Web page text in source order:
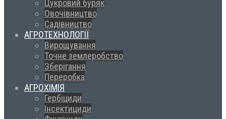
Цукровий буряк
Овочівництво
Садівництво
АГРОТЕХНОЛОГІЇ
Вирощування
Точне землеробство
Зберігання
Переробка
АГРОХІМІЯ
Гербіциди
Інсектициди